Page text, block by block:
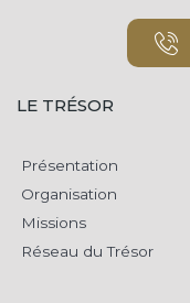
LE TRÉSOR
Présentation
Organisation
Missions
Réseau du Trésor